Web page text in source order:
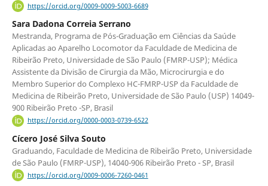
https://orcid.org/0009-0009-5003-6689
Sara Dadona Correia Serrano
Mestranda, Programa de Pós-Graduação em Ciências da Saúde
Aplicadas ao Aparelho Locomotor da Faculdade de Medicina de
Ribeirão Preto, Universidade de São Paulo (FMRP-USP); Médica
Assistente da Divisão de Cirurgia da Mão, Microcirurgia e do
Membro Superior do Complexo HC-FMRP-USP da Faculdade de
Medicina de Ribeirão Preto, Universidade de São Paulo (USP) 14049-
900 Ribeirão Preto -SP, Brasil
https://orcid.org/0000-0003-0739-6522
Cícero José Silva Souto
Graduando, Faculdade de Medicina de Ribeirão Preto, Universidade
de São Paulo (FMRP-USP), 14040-906 Ribeirão Preto - SP, Brasil
https://orcid.org/0009-0006-7260-0461